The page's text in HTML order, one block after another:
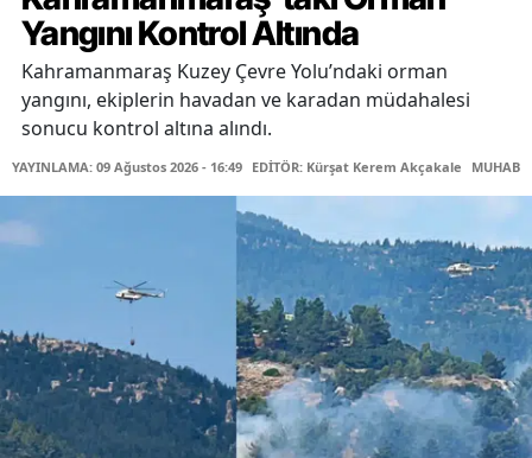
Yangını Kontrol Altında
Kahramanmaraş Kuzey Çevre Yolu’ndaki orman
yangını, ekiplerin havadan ve karadan müdahalesi
sonucu kontrol altına alındı.
YAYINLAMA: 09 Ağustos 2026 - 16:49 EDİTÖR: Kürşat Kerem Akçakale